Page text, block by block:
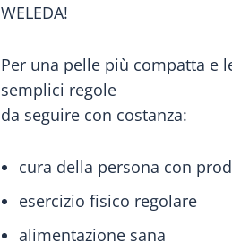
WELEDA!
Per una pelle più compatta e
semplici regole
da seguire con costanza:
cura della persona con
esercizio fisico regolare
alimentazione sana